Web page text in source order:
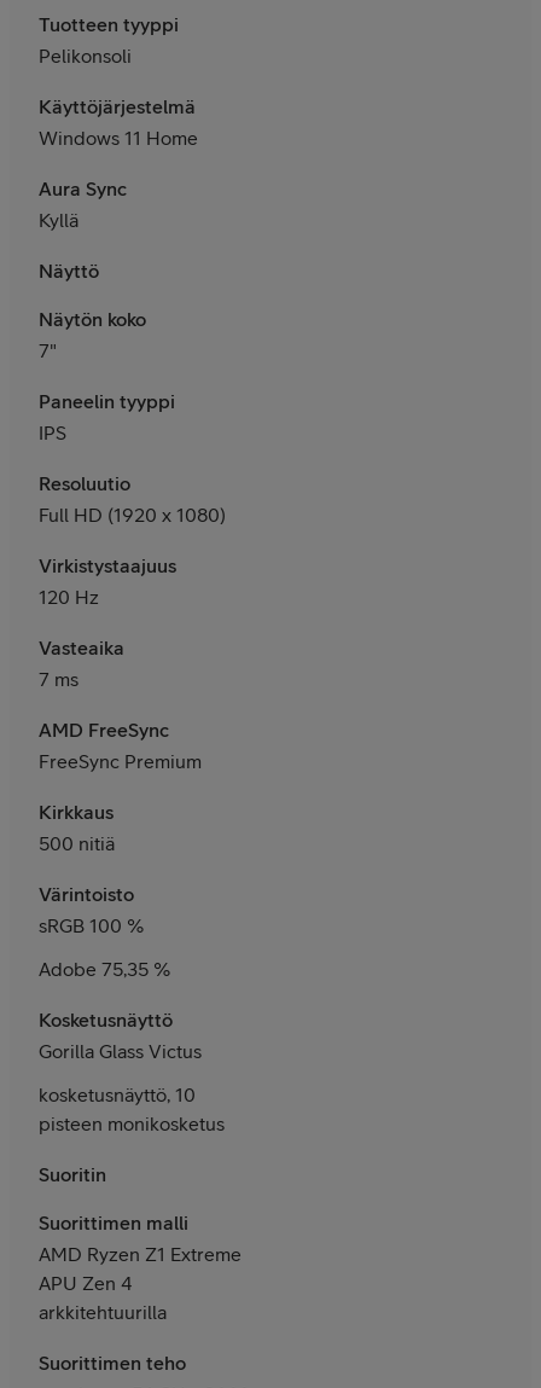
Tuotteen tyyppi
Pelikonsoli
Käyttöjärjestelmä
Windows 11 Home
Aura Sync
Kyllä
Näyttö
Näytön koko
7"
Paneelin tyyppi
IPS
Resoluutio
Full HD (1920 x 1080)
Virkistystaajuus
120 Hz
Vasteaika
7 ms
AMD FreeSync
FreeSync Premium
Kirkkaus
500 nitiä
Värintoisto
sRGB 100 %
Adobe 75,35 %
Kosketusnäyttö
Gorilla Glass Victus
kosketusnäyttö, 10
pisteen monikosketus
Suoritin
Suorittimen malli
AMD Ryzen Z1 Extreme
APU Zen 4
arkkitehtuurilla
Suorittimen teho